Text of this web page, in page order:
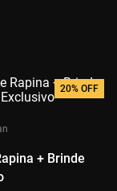
+ Brinde
20% OFF